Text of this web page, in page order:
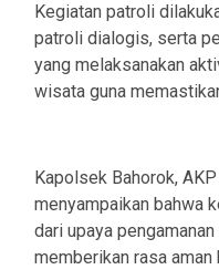
Kegiatan patroli
patroli dialogis, serta
yang melaksanakan
wisata guna
Kapolsek Bahorok,
menyampaikan bahwa
dari upaya
memberikan rasa aman